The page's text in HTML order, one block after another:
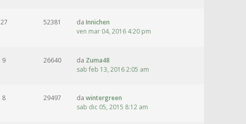
27 52381 da Innichen
ven mar 04, 2016 4:20 pm
9 26640 da Zuma48
sab feb 13, 2016 2:05 am
8 29497 da wintergreen
sab dic 05, 2015 8:12 am